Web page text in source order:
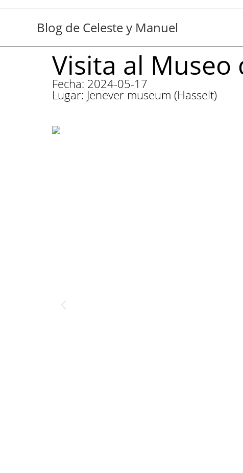
Blog de Celeste y Manuel
Visita al Museo
Fecha: 2024-05-17
Lugar: Jenever museum (Hasselt)